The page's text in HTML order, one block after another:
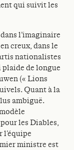
qui suivit les
l’imaginaire
creux, dans le
nationalistes
plaide de longue
(« Lions
Quant à la
ambiguë.
les Diables,
l’équipe
ministre est